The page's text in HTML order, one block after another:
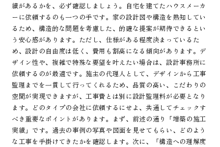
績があるかを、必ず確認しましょう。自宅を建てたハウスメーカ
ーに依頼するのも一つの手です。家の設計図や構造を熟知してい
るため、構造的な問題を考慮した、的確な提案が期待できるとい
う安心感があります。ただし、仕様がある程度決まっているた
め、設計の自由度は低く、費用も割高になる傾向があります。デ
ザイン性や、複雑で特殊な要望を叶えたい場合は、設計事務所に
依頼するのが最適です。施主の代理人として、デザインから工事
監理までを一貫して行ってくれるため、品質の高い、こだわりの
空間が実現できますが、工事費とは別に設計監理料が必要となり
ます。どのタイプの会社に依頼するにせよ、共通してチェックす
べき重要なポイントがあります。まず、前述の通り「増築の施工
実績」です。過去の事例の写真や図面を見せてもらい、どのよう
な工事を手掛けてきたかを確認します。次に、「構造への理解度